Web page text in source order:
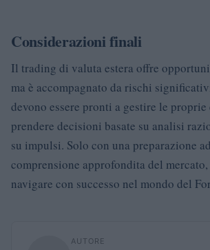
Considerazioni finali
Il trading di valuta estera offre
ma è accompagnato da rischi
devono essere pronti a gestire le proprie
prendere decisioni basate su analisi
su impulsi. Solo con una preparazione
comprensione approfondita del
navigare con successo nel mondo del
AUTORE